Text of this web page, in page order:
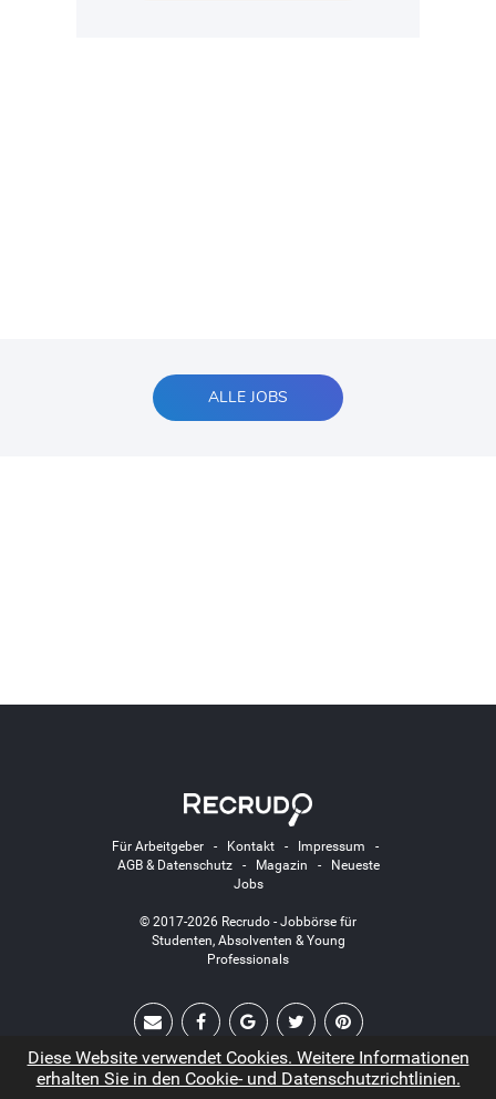
ALLE JOBS
Für Arbeitgeber- Kontakt- Impressum -
AGB & Datenschutz- Magazin -
Neueste
Jobs
© 2017-2026 Recrudo - Jobbörse für
Studenten, Absolventen & Young
Professionals
Diese Website verwendet Cookies. Weitere Informationen
erhalten Sie in den Cookie- und Datenschutzrichtlinien.